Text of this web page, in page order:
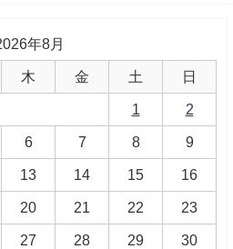
年8月
木 金 土 日
1 2
6 7 8 9
13 14 15 16
20 21 22 23
27 28 29 30